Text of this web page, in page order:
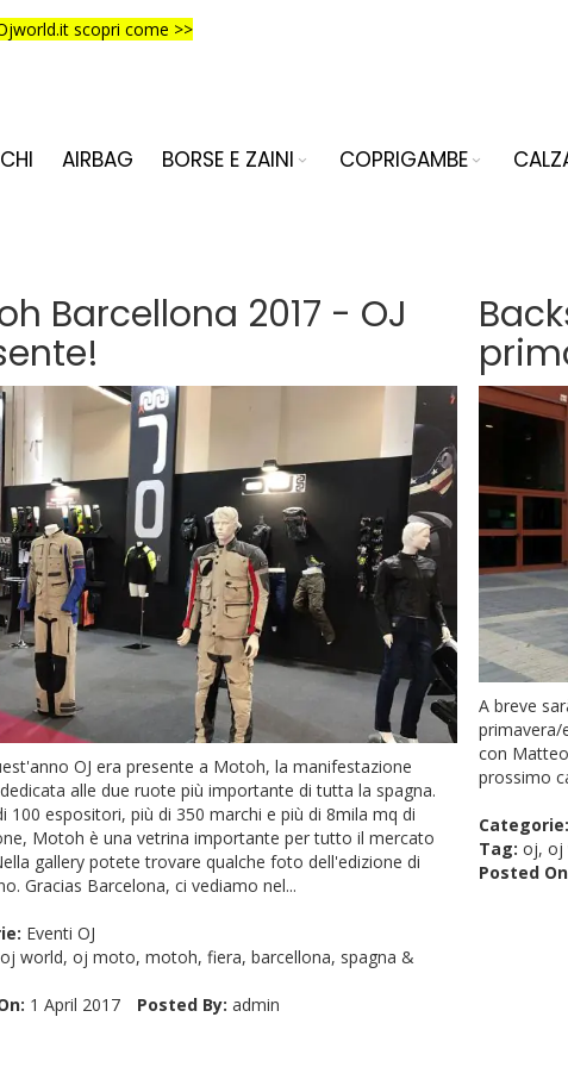
scopri come >>
AIRBAG BORSE E ZAINI COPRIGAMBE
Barcellona 2017 - OJ
OJ era presente a Motoh, la manifestazione
alle due ruote più importante di tutta la spagna.
100 espositori, più di 350 marchi e più di 8mila mq di
Motoh è una vetrina importante per tutto il mercato
gallery potete trovare qualche foto dell'edizione di
Gracias Barcelona, ci vediamo nel...
Eventi OJ
oj world, oj moto, motoh, fiera, barcellona, spagna &
1 April 2017 Posted By: admin
A breve
primavera/
con
prossimo
Categorie:
Tag: oj, oj
Posted